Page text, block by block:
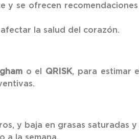
y se ofrecen
la salud del corazón.
o el QRISK, para estimar
y baja en grasas saturadas y
a la semana.